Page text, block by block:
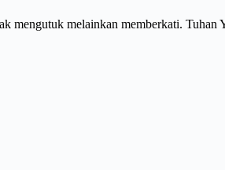
mengutuk melainkan memberkati.